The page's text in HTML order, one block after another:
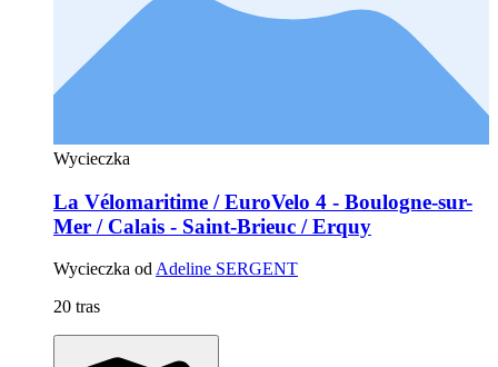
Wycieczka
La Vélomaritime / EuroVelo 4 - Boulogne-sur-
Mer / Calais - Saint-Brieuc / Erquy
Wycieczka od Adeline SERGENT
20 tras